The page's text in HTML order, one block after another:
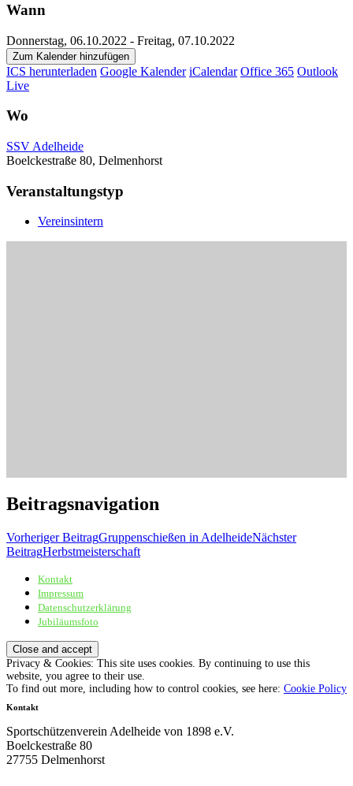
Wann
Donnerstag, 06.10.2022 - Freitag, 07.10.2022
Zum Kalender hinzufügen
ICS herunterladen Google Kalender iCalendar Office 365 Outlook
Live
Wo
SSV Adelheide
Boelckestraße 80, Delmenhorst
Veranstaltungstyp
Vereinsintern
Beitragsnavigation
Vorheriger BeitragGruppenschießen in AdelheideNächster
BeitragHerbstmeisterschaft
Sportschützenverein Adelheide von 1898 e.V.
Kontakt
Impressum
Datenschutzerklärung
Jubiläumsfoto
Privacy & Cookies: This site uses cookies. By continuing to use this
website, you agree to their use.
To find out more, including how to control cookies, see here: Cookie Policy
Kontakt
Sportschützenverein Adelheide von 1898 e.V.
Boelckestraße 80
27755 Delmenhorst